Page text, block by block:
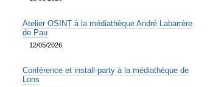
Atelier OSINT à la médiathèque André Labarrère
de Pau
12/05/2026
Conférence et install-party à la médiathèque de
Lons